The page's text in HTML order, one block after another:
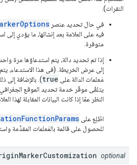
النقرات).
في حال تحديد عنصر
فيه على العلامة بعد إنشائها، ما يؤدي إلى
متوفرة.
إذا تم تحديد دالة، يتم استدعاؤها مرة
إلى عرض الخريطة. (في هذا الاستدعاء،
مَعلمات الدالة على true). بالإضافة إلى
النظر عمّا إذا كانت البيانات المقابلة لهذا
اطّلِع على
للحصول على قائمة بالمَعلمات المقدَّمة
MarkerCustomization optional